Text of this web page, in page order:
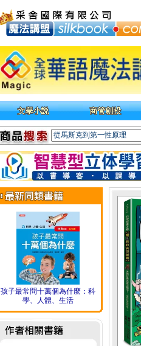
孩子最常問十萬個為什麼：科
學、人體、生活